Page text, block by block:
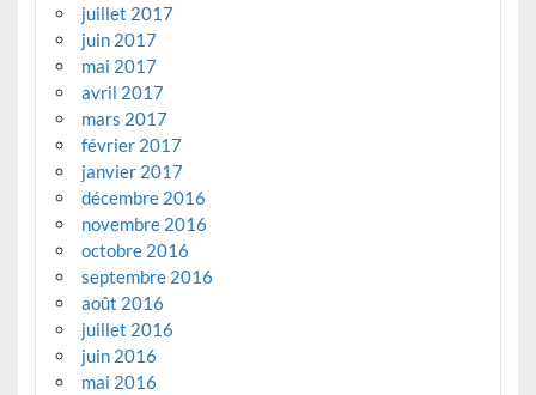
juillet 2017
juin 2017
mai 2017
avril 2017
mars 2017
février 2017
janvier 2017
décembre 2016
novembre 2016
octobre 2016
septembre 2016
août 2016
juillet 2016
juin 2016
mai 2016